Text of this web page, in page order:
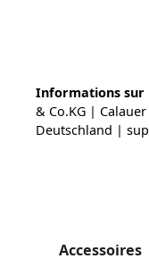
Informations sur
& Co.KG |
Deutschland |
Ignorer la
Accessoires